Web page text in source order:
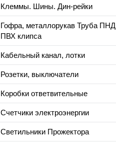
Клеммы. Шины. Дин-рейки
Гофра, металлорукав Труба ПНД
ПВХ клипса
Кабельный канал, лотки
Розетки, выключатели
Коробки ответвительные
Счетчики электроэнергии
Светильники Прожектора